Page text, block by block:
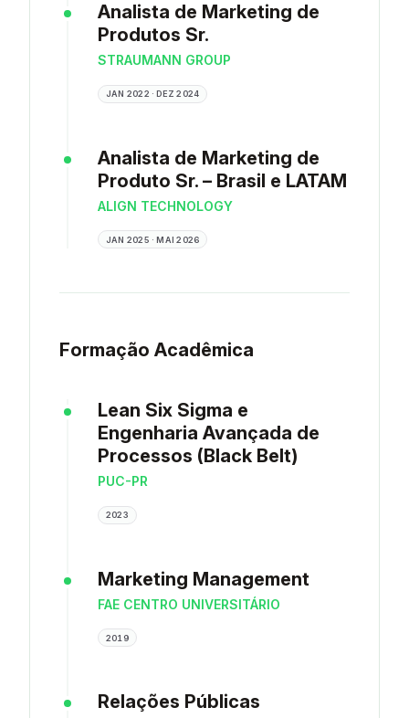
Analista de Marketing de
Produtos Sr.
STRAUMANN GROUP
JAN 2022 · DEZ 2024
Analista de Marketing de
Produto Sr. – Brasil e LATAM
ALIGN TECHNOLOGY
JAN 2025 · MAI 2026
Formação Acadêmica
Lean Six Sigma e
Engenharia Avançada de
Processos (Black Belt)
PUC-PR
2023
Marketing Management
FAE CENTRO UNIVERSITÁRIO
2019
Relações Públicas